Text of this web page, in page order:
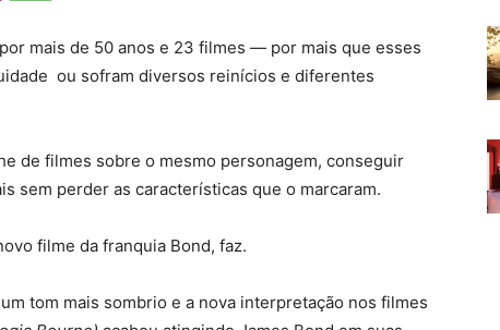
mais de 50 anos e 23 filmes — por mais que esses
ou sofram diversos reinícios e diferentes
de filmes sobre o mesmo personagem, conseguir
sem perder as características que o marcaram.
filme da franquia Bond, faz.
tom mais sombrio e a nova interpretação nos filmes